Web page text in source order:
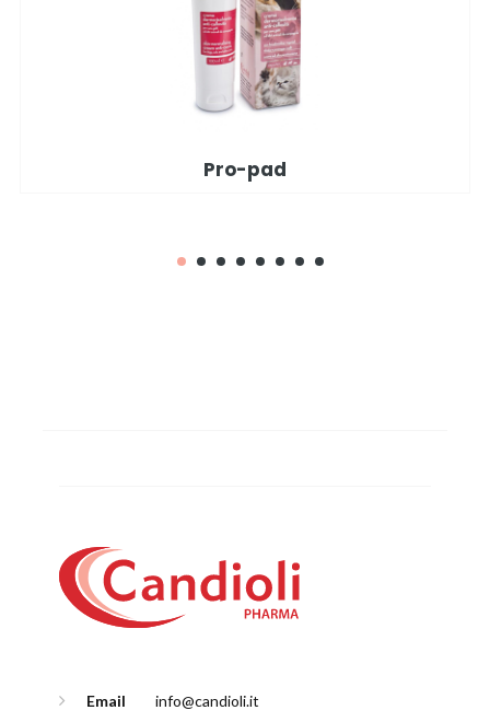
Pro-pad
Email
info@candioli.it